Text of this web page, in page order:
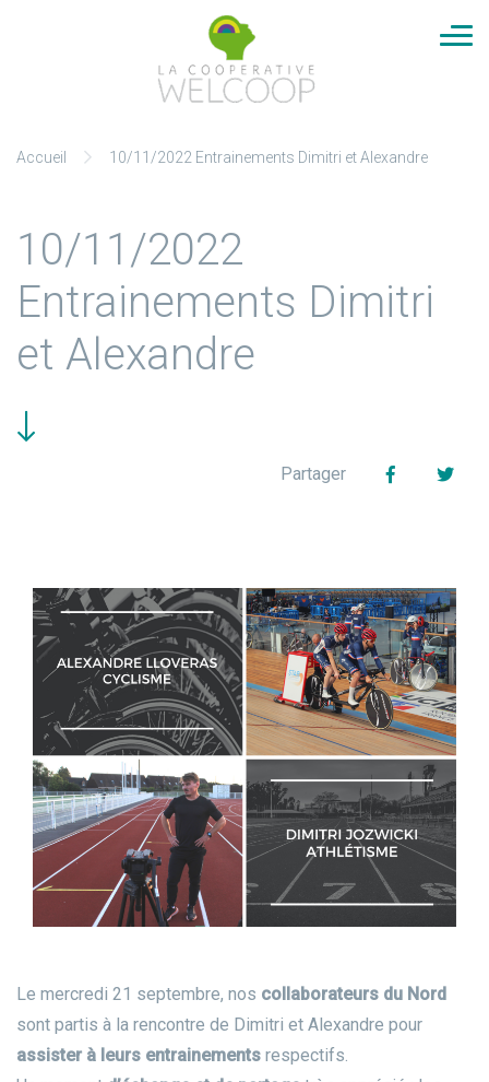
Accueil 10/11/2022 Entrainements Dimitri et Alexandre
10/11/2022
Entrainements Dimitri
et Alexandre
Partager Facebook
Le mercredi 21 septembre, nos collaborateurs du Nord
sont partis à la rencontre de Dimitri et Alexandre pour
assister à leurs entrainements respectifs.
Cookies management panel